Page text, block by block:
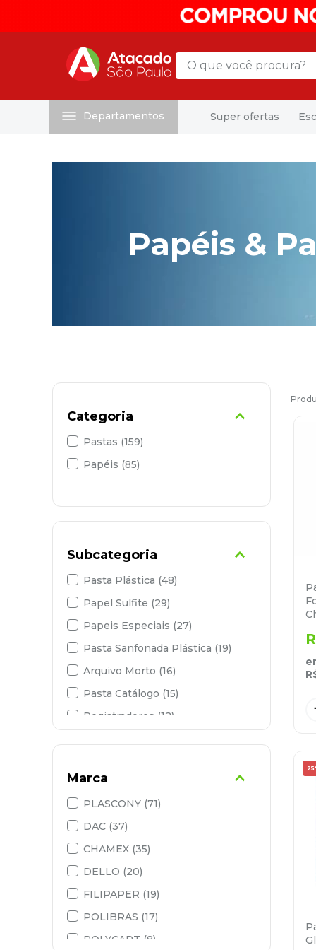
O que você procura?
Departamentos Super ofertas
Papéis &
Categoria
Pastas (159)
Papéis (85)
Subcategoria
Pasta Plástica (48)
Papel Sulfite (29)
Papeis Especiais (27)
Pasta Sanfonada Plástica (19)
Arquivo Morto (16)
Pasta Catálogo (15)
Registradores (12)
Pasta com Trilho
Marca
PLASCONY (71)
DAC (37)
CHAMEX (35)
DELLO (20)
FILIPAPER (19)
POLIBRAS (17)
POLYCART (8)